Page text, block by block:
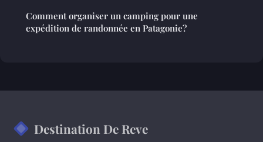
Comment organiser un camping pour une
expédition de randonnée en Patagonie?
Destination De Reve